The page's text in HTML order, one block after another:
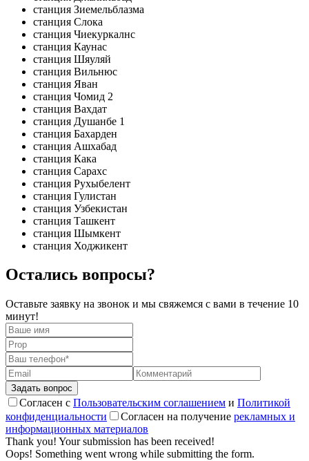
станция Зиемельблазма
станция Слока
станция Чиекуркалнс
станция Каунас
станция Шяуляй
станция Вильнюс
станция Яван
станция Чомид 2
станция Вахдат
станция Душанбе 1
станция Бахарден
станция Ашхабад
станция Кака
станция Сарахс
станция Рухыбелент
станция Гулистан
станция Узбекистан
станция Ташкент
станция Шымкент
станция Ходжикент
Остались вопросы?
Оставьте заявку на звонок и мы свяжемся с вами в течение 10
минут!
Согласен с Пользовательским соглашением и Политикой
конфиденциальности
Согласен на получение рекламных и
информационных материалов
Thank you! Your submission has been received!
Oops! Something went wrong while submitting the form.